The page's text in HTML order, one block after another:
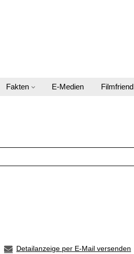
Fakten E-Medien Filmfriend
Detailanzeige per E-Mail versenden